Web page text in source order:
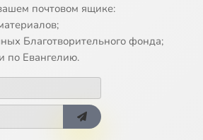
почтовом ящике:
Благотворительного фонда;
по Евангелию.